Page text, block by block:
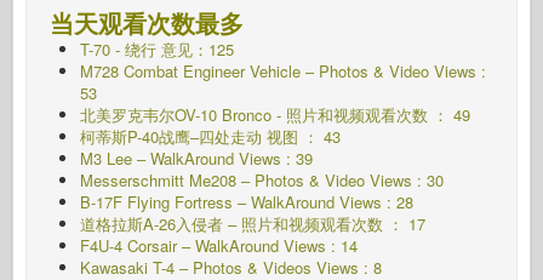
当天观看次数最多
T-70 - 绕行 意见：125
M728 Combat Engineer Vehicle – Photos & Video Views :
53
北美罗克韦尔OV-10 Bronco - 照片和视频观看次数 ： 49
柯蒂斯P-40战鹰–四处走动 视图 ： 43
M3 Lee – WalkAround Views : 39
Messerschmitt Me208 – Photos & Video Views : 30
B-17F Flying Fortress – WalkAround Views : 28
道格拉斯A-26入侵者 – 照片和视频观看次数 ： 17
F4U-4 Corsair – WalkAround Views : 14
Kawasaki T-4 – Photos & Videos Views : 8